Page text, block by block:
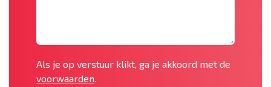
Als je op verstuur klikt, ga je akkoord met de
voorwaarden.